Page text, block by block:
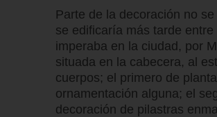
Parte de la decoración no
se edificaría más tarde
imperaba en la ciudad, por
situada en la cabecera, al
cuerpos; el primero de
ornamentación alguna; el
decoración de pilastras